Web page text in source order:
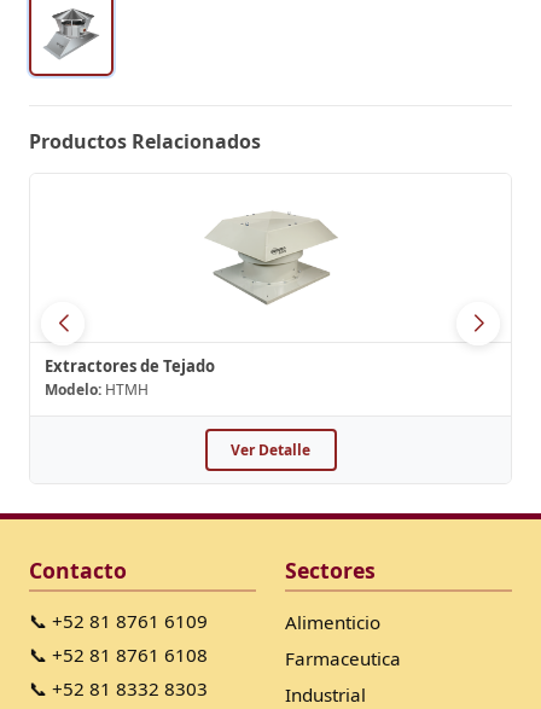
Productos Relacionados
Extractores de Tejado
Modelo: HTMH
Ver Detalle
Contacto
📞 +52 81 8761 6109
📞 +52 81 8761 6108
📞 +52 81 8332 8303
Sectores
Alimenticio
Farmaceutica
Industrial